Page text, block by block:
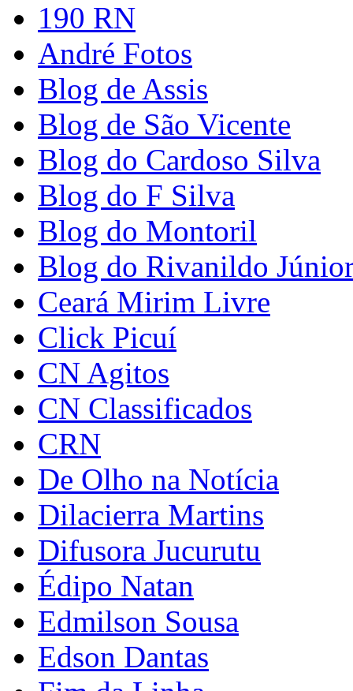
190 RN
André Fotos
Blog de Assis
Blog de São Vicente
Blog do Cardoso Silva
Blog do F Silva
Blog do Montoril
Blog do Rivanildo
Ceará Mirim Livre
Click Picuí
CN Agitos
CN Classificados
CRN
De Olho na Notícia
Dilacierra Martins
Difusora Jucurutu
Édipo Natan
Edmilson Sousa
Edson Dantas